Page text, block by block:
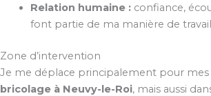
Relation humaine :confiance,
font partie de ma manière de
Zone d’intervention
Je me déplace principalement pour
bricolage à Neuvy-le-Roi, mais aussi